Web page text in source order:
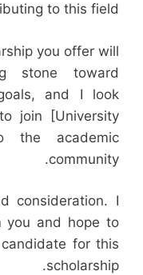
to this field.
you offer will
stone toward
and I look
join [University
the academic
community.
consideration. I
you and hope to
for this
scholarship.